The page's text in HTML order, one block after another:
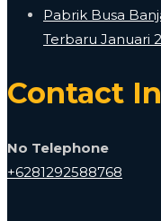
Pabrik Busa
Terbaru Januari
Contact
No Telephone
+6281292588768